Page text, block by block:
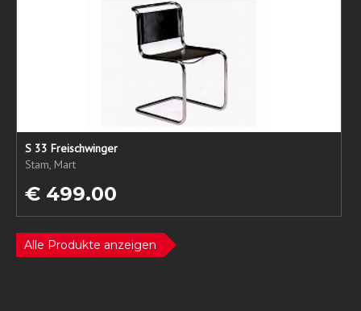
S 33 Freischwinger
Stam, Mart
€ 499.00
Alle Produkte anzeigen